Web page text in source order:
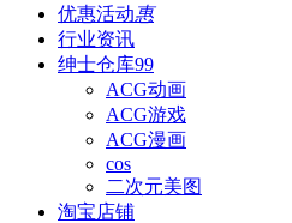
优惠活动惠
行业资讯
绅士仓库99
ACG动画
ACG游戏
ACG漫画
cos
二次元美图
淘宝店铺